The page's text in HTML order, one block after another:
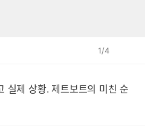
1/4
실제 상황. 제트보트의 미친 순